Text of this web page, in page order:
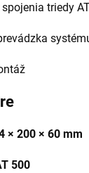
triedy
× 200 × 60 mm
500